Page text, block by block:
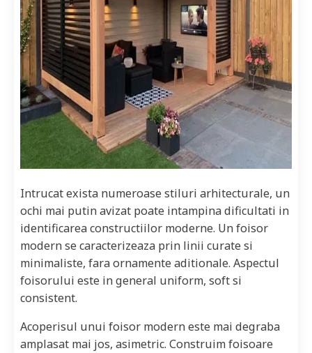
Intrucat exista numeroase stiluri arhitecturale, un
ochi mai putin avizat poate intampina dificultati in
identificarea constructiilor moderne. Un foisor
modern se caracterizeaza prin linii curate si
minimaliste, fara ornamente aditionale. Aspectul
foisorului este in general uniform, soft si
consistent.
Acoperisul unui foisor modern este mai degraba
amplasat mai jos, asimetric. Construim foisoare